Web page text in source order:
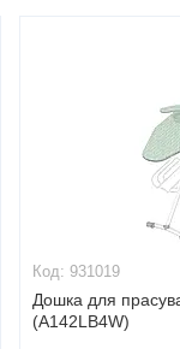
931019
Дошка для
(A142LB4W)